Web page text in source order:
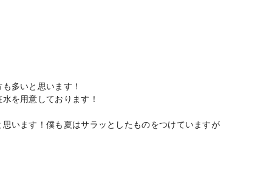
多いと思います！
を用意しております！
います！僕も夏はサラッとしたものをつけていますが